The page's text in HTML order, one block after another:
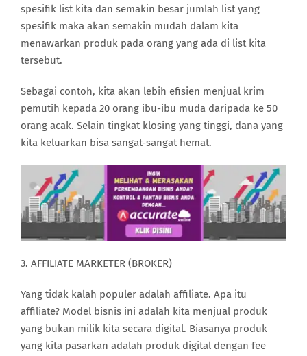
spesifik list kita dan semakin besar jumlah list yang
spesifik maka akan semakin mudah dalam kita
menawarkan produk pada orang yang ada di list kita
tersebut.
Sebagai contoh, kita akan lebih efisien menjual krim
pemutih kepada 20 orang ibu-ibu muda daripada ke 50
orang acak. Selain tingkat klosing yang tinggi, dana yang
kita keluarkan bisa sangat-sangat hemat.
3. AFFILIATE MARKETER (BROKER)
Yang tidak kalah populer adalah affiliate. Apa itu
affiliate? Model bisnis ini adalah kita menjual produk
yang bukan milik kita secara digital. Biasanya produk
yang kita pasarkan adalah produk digital dengan fee